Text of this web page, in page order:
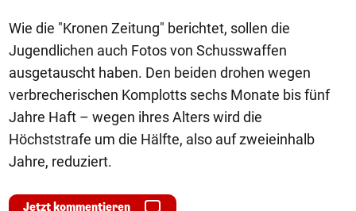
Wie die "Kronen Zeitung" berichtet, sollen die
Jugendlichen auch Fotos von Schusswaffen
ausgetauscht haben. Den beiden drohen wegen
verbrecherischen Komplotts sechs Monate bis fünf
Jahre Haft – wegen ihres Alters wird die
Höchststrafe um die Hälfte, also auf zweieinhalb
Jahre, reduziert.
Jetzt kommentieren